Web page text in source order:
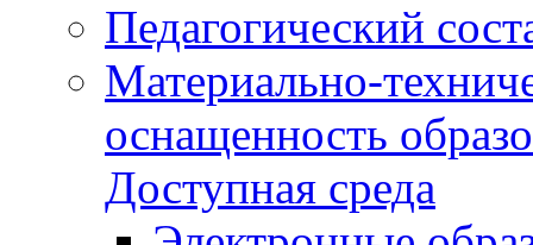
Педагогический
Материально-
оснащенность
Доступная среда